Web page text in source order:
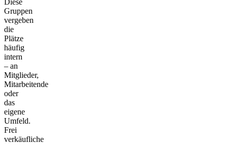
Diese
Gruppen
vergeben
die
Plätze
häufig
intern
– an
Mitglieder,
Mitarbeitende
oder
das
eigene
Umfeld.
Frei
verkäufliche